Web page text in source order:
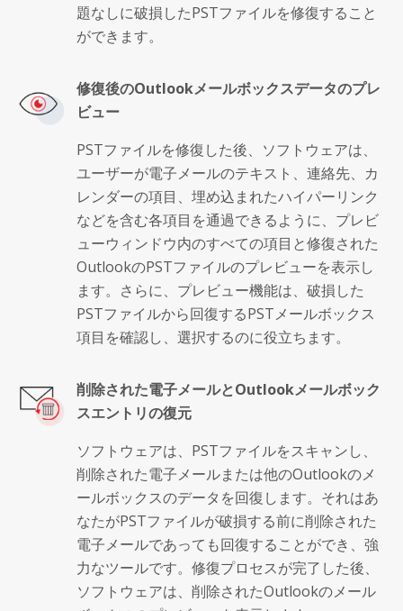
題なしに破損したPSTファイルを修復すること
ができます。
修復後のOutlookメールボックスデータのプレ
ビュー
PSTファイルを修復した後、ソフトウェアは、
ユーザーが電子メールのテキスト、連絡先、カ
レンダーの項目、埋め込まれたハイパーリンク
などを含む各項目を通過できるように、プレビ
ューウィンドウ内のすべての項目と修復された
OutlookのPSTファイルのプレビューを表示し
ます。さらに、プレビュー機能は、破損した
PSTファイルから回復するPSTメールボックス
項目を確認し、選択するのに役立ちます。
削除された電子メールとOutlookメールボック
スエントリの復元
ソフトウェアは、PSTファイルをスキャンし、
削除された電子メールまたは他のOutlookのメ
ールボックスのデータを回復します。それはあ
なたがPSTファイルが破損する前に削除された
電子メールであっても回復することができ、強
力なツールです。修復プロセスが完了した後、
ソフトウェアは、削除されたOutlookのメール